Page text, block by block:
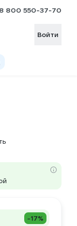
8 800 550-37-70
Войти
-17%